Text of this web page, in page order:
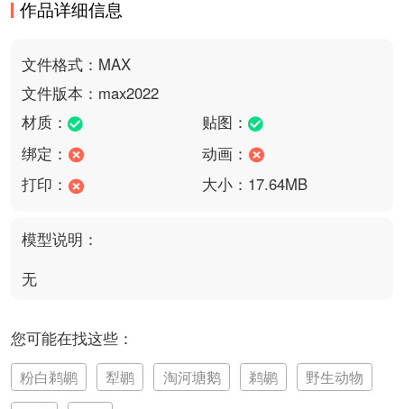
作品详细信息
文件格式：MAX
文件版本：max2022
材质：
贴图：
绑定：
动画：
打印：
大小：17.64MB
模型说明：
无
您可能在找这些：
粉白鹈鹕 犁鹕 淘河塘鹅 鹈鹕
野生动物